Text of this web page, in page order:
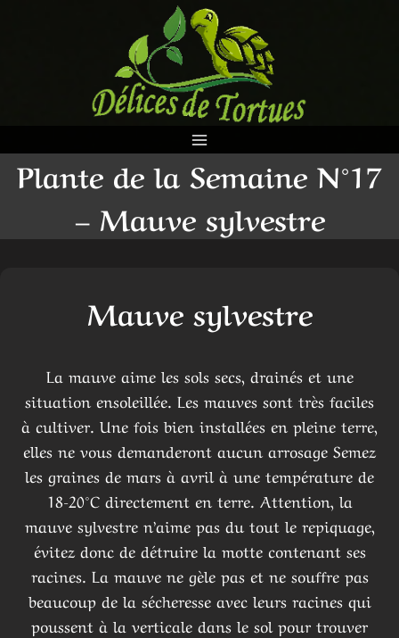
Plante de la Semaine N°17
– Mauve sylvestre
Mauve sylvestre
La mauve aime les sols secs, drainés et une
situation ensoleillée. Les mauves sont très faciles
à cultiver. Une fois bien installées en pleine terre,
elles ne vous demanderont aucun arrosage Semez
les graines de mars à avril à une température de
18-20°C directement en terre. Attention, la
mauve sylvestre n’aime pas du tout le repiquage,
évitez donc de détruire la motte contenant ses
racines. La mauve ne gèle pas et ne souffre pas
beaucoup de la sécheresse avec leurs racines qui
poussent à la verticale dans le sol pour trouver